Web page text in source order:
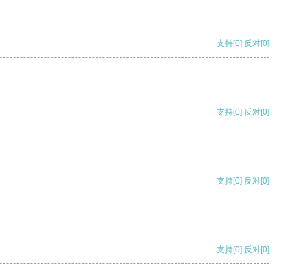
支持[0] 反对[0]
支持[0] 反对[0]
支持[0] 反对[0]
支持[0] 反对[0]